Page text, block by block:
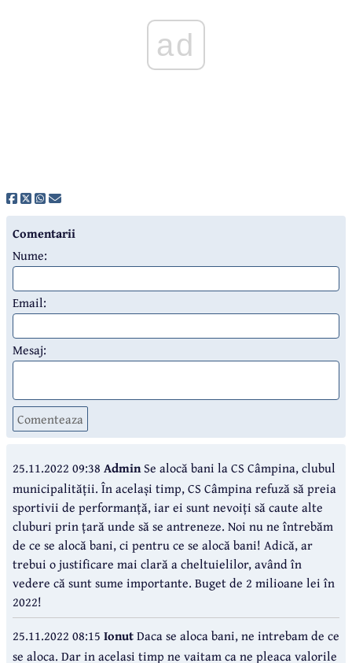
ad
Comentarii
Nume:
Email:
Mesaj:
Comenteaza
25.11.2022 09:38 AdminSe alocă bani la CS Câmpina, clubul
municipalității. În același timp, CS Câmpina refuză să preia
sportivii de performanță, iar ei sunt nevoiți să caute alte
cluburi prin țară unde să se antreneze. Noi nu ne întrebăm
de ce se alocă bani, ci pentru ce se alocă bani! Adică, ar
trebui o justificare mai clară a cheltuielilor, având în
vedere că sunt sume importante. Buget de 2 milioane lei în
2022!
25.11.2022 08:15 IonutDaca se aloca bani, ne intrebam de ce
se aloca. Dar in acelasi timp ne vaitam ca ne pleaca valorile